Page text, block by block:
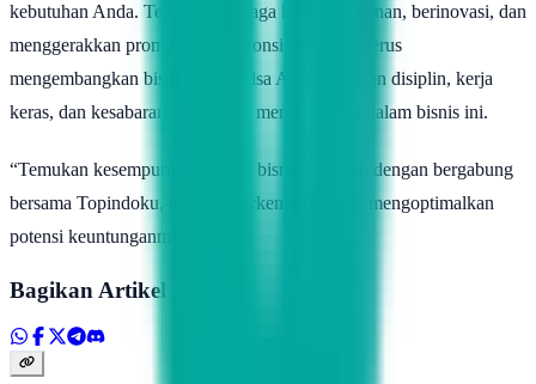
kebutuhan Anda. Tetaplah menjaga kualitas layanan, berinovasi, dan
menggerakkan promosi secara konsisten untuk terus
mengembangkan bisnis agen pulsa Anda. Dengan disiplin, kerja
keras, dan kesabaran, Anda bisa meraih sukses dalam bisnis ini.
“Temukan kesempurnaan dalam bisnis pulsamu dengan bergabung
bersama Topindoku, platform terkemuka untuk mengoptimalkan
potensi keuntunganmu!”
Bagikan Artikel